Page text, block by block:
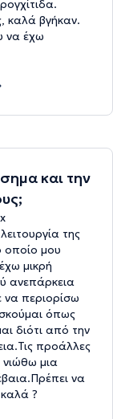
καλά βγήκαν.
να έχω
και την
της
οποίο μου
μικρή
ανεπάρκεια
να περιορίσω
όπως
διότι από την
προάλλες
μια
να
?